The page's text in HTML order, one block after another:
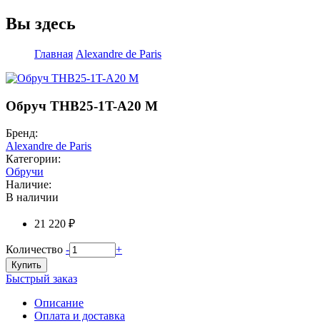
Вы здесь
Главная Alexandre de Paris
Обруч THB25-1T-A20 M
Бренд:
Alexandre de Paris
Категории:
Обручи
Наличие:
В наличии
21 220 ₽
Количество - +
Купить
Быстрый заказ
Описание
Оплата и доставка